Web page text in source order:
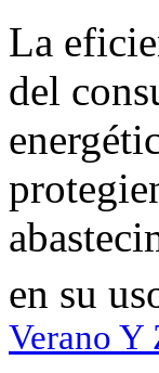
La
del
en su
Verano Y